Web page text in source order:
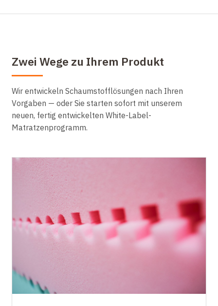
Zwei Wege zu Ihrem Produkt
Wir entwickeln Schaumstofflösungen nach Ihren
Vorgaben — oder Sie starten sofort mit unserem
neuen, fertig entwickelten White-Label-
Matratzenprogramm.